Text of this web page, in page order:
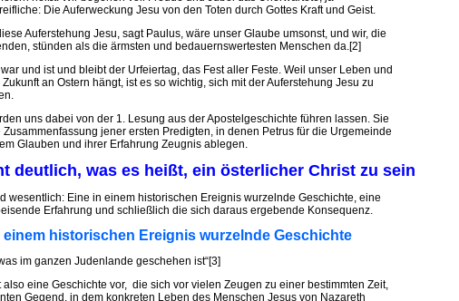
Die Auferweckung Jesu von den Toten durch Gottes Kraft und Geist.
Auferstehung Jesu, sagt Paulus, wäre unser Glaube umsonst, und wir, die
stünden als die ärmsten und bedauernswertesten Menschen da.[2]
und ist und bleibt der Urfeiertag, das Fest aller Feste. Weil unser Leben und
an Ostern hängt, ist es so wichtig, sich mit der Auferstehung Jesu zu
uns dabei von der 1. Lesung aus der Apostelgeschichte führen lassen. Sie
Zusammenfassung jener ersten Predigten, in denen Petrus für die Urgemeinde
Glauben und ihrer Erfahrung Zeugnis ablegen.
deutlich, was es heißt, ein österlicher Christ zu sein
wesentlich: Eine in einem historischen Ereignis wurzelnde Geschichte, eine
Erfahrung und schließlich die sich daraus ergebende Konsequenz.
einem historischen Ereignis wurzelnde Geschichte
im ganzen Judenlande geschehen ist“[3]
also eine Geschichte vor, die sich vor vielen Zeugen zu einer bestimmten Zeit,
Gegend, in dem konkreten Leben des Menschen Jesus von Nazareth